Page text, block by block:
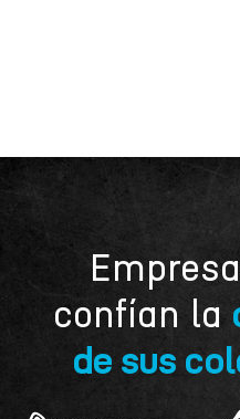
confían la
de sus